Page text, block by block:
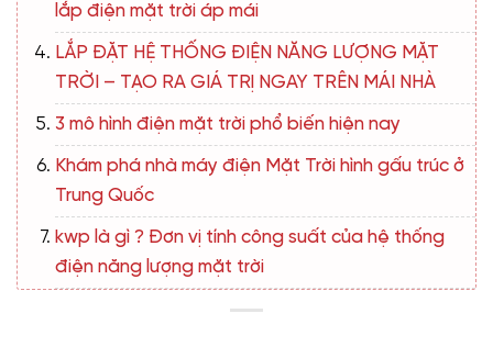
lắp điện mặt trời áp mái
LẮP ĐẶT HỆ THỐNG ĐIỆN NĂNG LƯỢNG MẶT
TRỜI – TẠO RA GIÁ TRỊ NGAY TRÊN MÁI NHÀ
3 mô hình điện mặt trời phổ biến hiện nay
Khám phá nhà máy điện Mặt Trời hình gấu trúc ở
Trung Quốc
kwp là gì ? Đơn vị tính công suất của hệ thống
điện năng lượng mặt trời